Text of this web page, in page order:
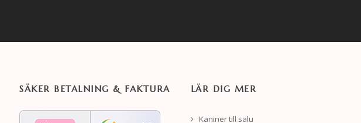
SÄKER BETALNING & FAKTURA LÄR DIG MER
Kaniner till salu